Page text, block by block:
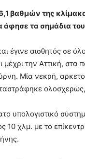
βαθμών της
άφησε τα σημάδια
έγινε αισθητός σε
μέχρι την Αττική,
Μία νεκρή,
υπολογιστικό
10 χλμ. με το